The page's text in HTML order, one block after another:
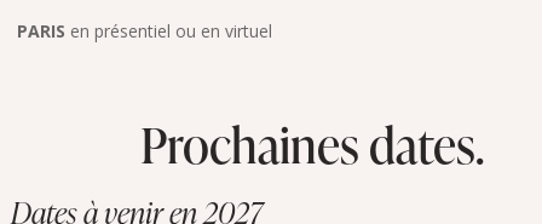
PARIS en présentiel ou en virtuel
Prochaines dates.
Dates à venir en 2027